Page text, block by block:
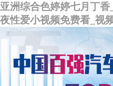
亚洲综合色婷婷七月丁
夜性爱小视频免费看_视